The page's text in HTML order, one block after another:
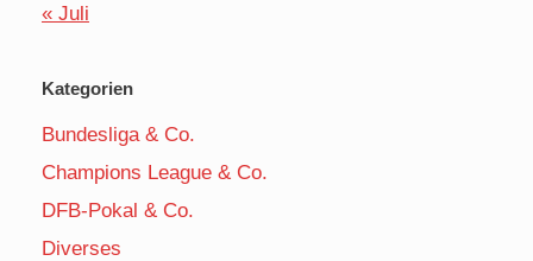
« Juli
Kategorien
Bundesliga & Co.
Champions League & Co.
DFB-Pokal & Co.
Diverses